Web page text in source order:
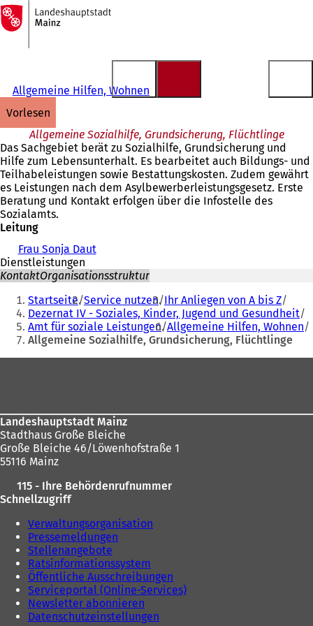
Inhalt anspringen
Zur
Startseite
Allgemeine Hilfen, Wohnen
vorlesen
Allgemeine Sozialhilfe, Grundsicherung, Flüchtlinge
Das Sachgebiet berät zu Sozialhilfe, Grundsicherung und
Hilfe zum Lebensunterhalt. Es bearbeitet auch Bildungs- und
Teilhabeleistungen sowie Bestattungskosten. Zudem gewährt
es Leistungen nach dem Asylbewerberleistungsgesetz. Erste
Beratung und Kontakt erfolgen über die Infostelle des
Sozialamts.
Leitung
Frau Sonja Daut
Dienstleistungen
KontaktOrganisationsstruktur
Sie
befinden
sich
hier:
Startseite Service nutzen Ihr Anliegen von A bis Z
Dezernat IV - Soziales, Kinder, Jugend und Gesundheit
Amt für soziale Leistungen Allgemeine Hilfen, Wohnen
Allgemeine Sozialhilfe, Grundsicherung, Flüchtlinge
Landeshauptstadt Mainz
Stadthaus Große Bleiche
Große Bleiche 46/Löwenhofstraße 1
55116 Mainz
115 - Ihre Behördenrufnummer
Schnellzugriff
Verwaltungsorganisation
Pressemeldungen
Stellenangebote
Ratsinformationssystem
Öffentliche Ausschreibungen
Serviceportal (Online-Services)
Newsletter abonnieren
Datenschutzeinstellungen